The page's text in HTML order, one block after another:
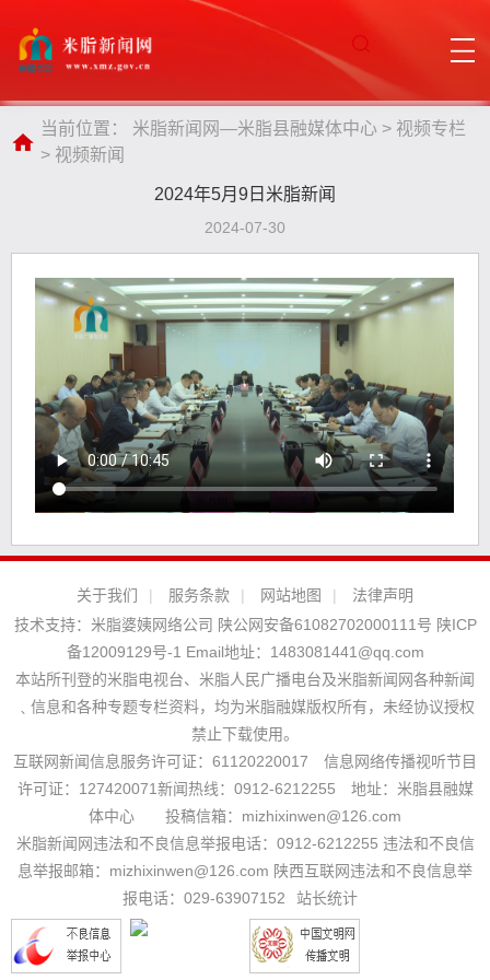
当前位置： 米脂新闻网—米脂县融媒体中心 > 视频专栏
> 视频新闻
2024年5月9日米脂新闻
2024-07-30
关于我们 | 服务条款 | 网站地图 |
法律声明
技术支持： 米脂婆姨网络公司 陕公网安备61082702000111号 陕ICP
备12009129号-1 Email地址： 1483081441@qq.com
本站所刊登的米脂电视台、米脂人民广播电台及米脂新闻网各种新闻
﹑信息和各种专题专栏资料，均为米脂融媒版权所有，未经协议授权
禁止下载使用。
互联网新闻信息服务许可证：61120220017 信息网络传播视听节目
许可证：127420071新闻热线：0912-6212255 地址：米脂县融媒
体中心 投稿信箱：mizhixinwen@126.com
米脂新闻网违法和不良信息举报电话：0912-6212255 违法和不良信
息举报邮箱：mizhixinwen@126.com 陕西互联网违法和不良信息举
报电话：029-63907152
站长统计